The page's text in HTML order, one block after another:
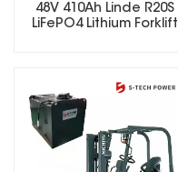
48V 410Ah Linde R20S
LiFePO4 Lithium Forklift